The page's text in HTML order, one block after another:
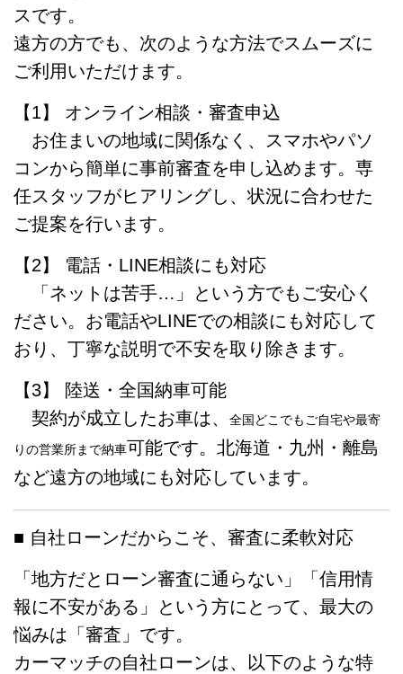
スです。
遠方の方でも、次のような方法でスムーズに
ご利用いただけます。
【1】 オンライン相談・審査申込
お住まいの地域に関係なく、スマホやパソ
コンから簡単に事前審査を申し込めます。専
任スタッフがヒアリングし、状況に合わせた
ご提案を行います。
【2】 電話・LINE相談にも対応
「ネットは苦手…」という方でもご安心く
ださい。お電話やLINEでの相談にも対応して
おり、丁寧な説明で不安を取り除きます。
【3】 陸送・全国納車可能
契約が成立したお車は、
全国どこでもご自宅や最寄
りの営業所まで納車可能です。北海道・九州・離島
など遠方の地域にも対応しています。
■ 自社ローンだからこそ、審査に柔軟対応
「地方だとローン審査に通らない」「信用情
報に不安がある」という方にとって、最大の
悩みは「審査」です。
カーマッチの自社ローンは、以下のような特